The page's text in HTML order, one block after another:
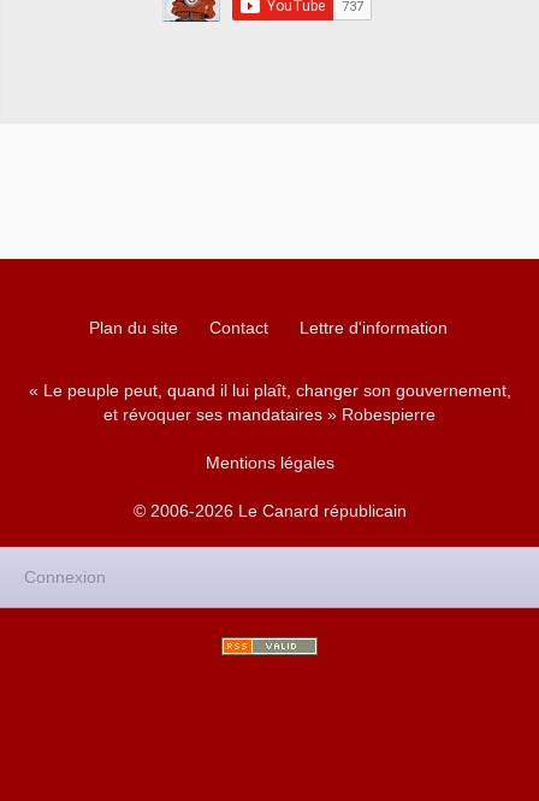
Plan du site Contact Lettre d'information
« Le peuple peut, quand il lui plaît, changer son gouvernement,
et révoquer ses mandataires » Robespierre
Mentions légales
© 2006-2026 Le Canard républicain
Connexion